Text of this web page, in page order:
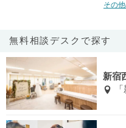
その
無料相談デスクで探す
新宿